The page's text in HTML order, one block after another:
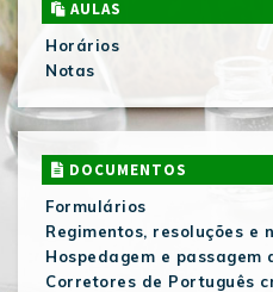
AULAS
Horários
Notas
DOCUMENTOS
Formulários
Regimentos, resoluções e
Hospedagem e passagem
Corretores de Português